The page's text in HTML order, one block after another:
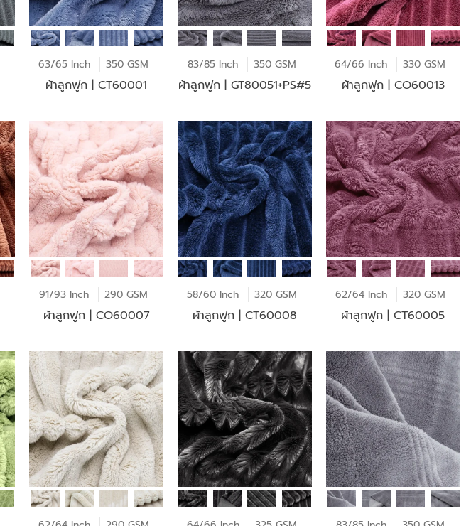
63/65 Inch 350 GSM
ผ้าลูกฟูก | CT60001
83/85 Inch 350 GSM
ผ้าลูกฟูก | GT80051+PS#5
64/66 Inch 330 GSM
ผ้าลูกฟูก | CO60013
91/93 Inch 290 GSM
ผ้าลูกฟูก | CO60007
58/60 Inch 320 GSM
ผ้าลูกฟูก | CT60008
62/64 Inch 320 GSM
ผ้าลูกฟูก | CT60005